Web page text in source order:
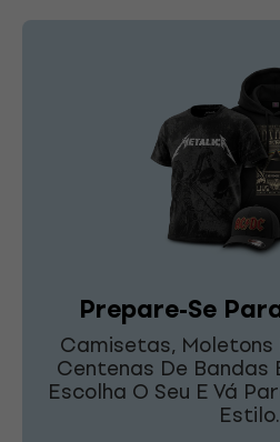
Prepare-Se
Camisetas, Moletons
Centenas De Bandas
Escolha O Seu E Vá
Estilo.